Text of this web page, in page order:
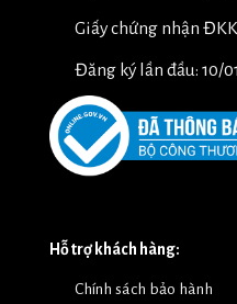
Giấy chứng nhận
Đăng ký lần đầu: 10/
Hỗ trợ khách hàng:
Chính sách bảo hành